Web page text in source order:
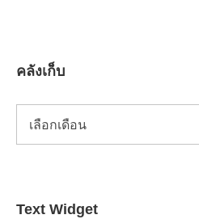
คลังเก็บ
Text Widget